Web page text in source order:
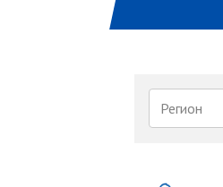
Регион